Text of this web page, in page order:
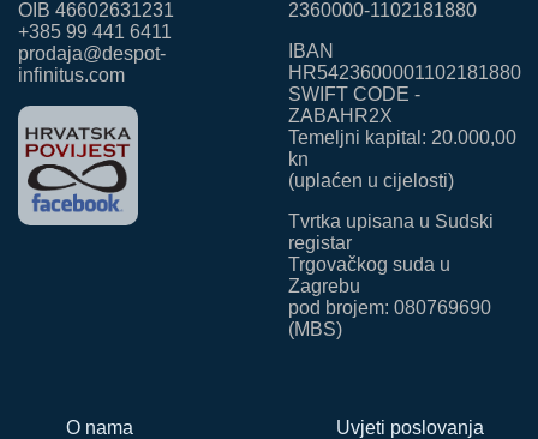
OIB 46602631231
+385 99 441 6411
prodaja@despot-
infinitus.com
2360000-1102181880
IBAN
HR5423600001102181880
SWIFT CODE -
ZABAHR2X
Temeljni kapital: 20.000,00
kn
(uplaćen u cijelosti)
Tvrtka upisana u Sudski
registar
Trgovačkog suda u
Zagrebu
pod brojem: 080769690
(MBS)
O nama
Uvjeti poslovanja